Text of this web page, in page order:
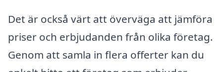
Det är också värt att överväga att jämföra
priser och erbjudanden från olika företag.
Genom att samla in flera offerter kan du